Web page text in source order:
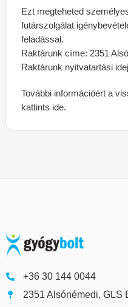
Ezt megteheted
futárszolgálat
feladással.
Raktárunk címe: 2351
Raktárunk nyitvatartási
További információért a
kattints ide.
+36 30 144 0044
2351 Alsónémedi, GLS